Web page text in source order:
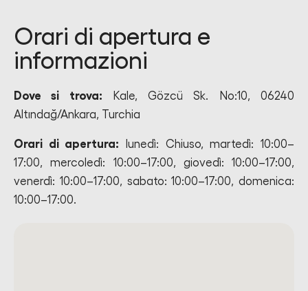
Orari di apertura e
informazioni
Dove si trova: Kale, Gözcü Sk. No:10, 06240
Altındağ/Ankara, Turchia
Orari di apertura: lunedì: Chiuso, martedì: 10:00–
17:00, mercoledì: 10:00–17:00, giovedì: 10:00–17:00,
venerdì: 10:00–17:00, sabato: 10:00–17:00, domenica:
10:00–17:00.